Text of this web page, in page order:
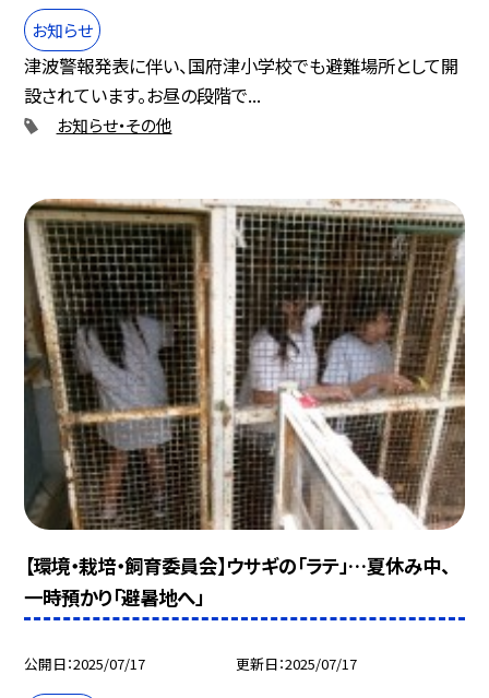
お知らせ
津波警報発表に伴い、国府津小学校でも避難場所として開
設されています。お昼の段階で...
お知らせ・その他
【環境・栽培・飼育委員会】ウサギの「ラテ」…夏休み中、
一時預かり「避暑地へ」
公開日 2025/07/17 更新日 2025/07/17